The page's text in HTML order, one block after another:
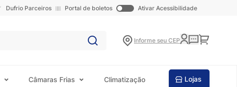
Dufrio Parceiros Portal de boletos Ativar Acessibilidade
Informe seu CEP Carrinho
Câmaras Frias Climatização Lojas